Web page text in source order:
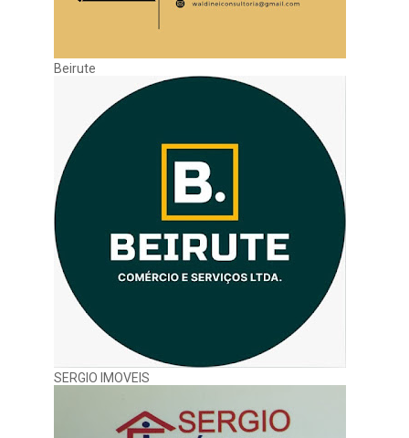
Beirute
SERGIO IMOVEIS